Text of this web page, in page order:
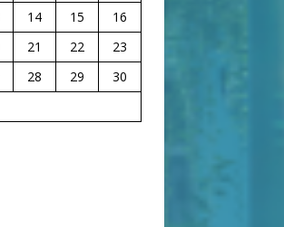
14 15
16
21 22
23
28 29
30